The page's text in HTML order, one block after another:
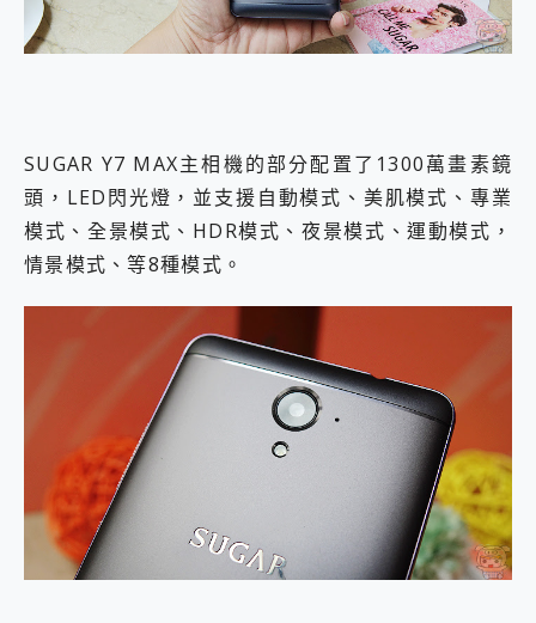
SUGAR Y7 MAX主相機的部分配置了1300萬畫素鏡
頭，LED閃光燈，並支援自動模式、美肌模式、專業
模式、全景模式、HDR模式、夜景模式、運動模式，
情景模式、等8種模式。